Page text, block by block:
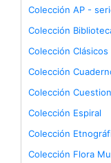
Colección AP -
Colección
Colección Clásicos
Colección
Colección
Colección Espiral
Colección
Colección Flora